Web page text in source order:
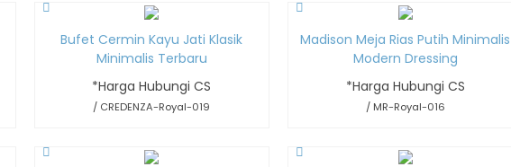
Bufet Cermin Kayu Jati Klasik
Minimalis Terbaru
*Harga Hubungi CS
/ CREDENZA-Royal-019
Madison Meja Rias Putih Minimalis
Modern Dressing
*Harga Hubungi CS
/ MR-Royal-016